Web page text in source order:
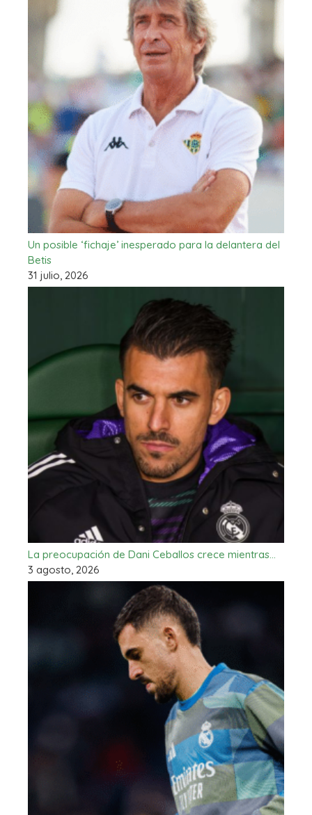
Un posible ‘fichaje’ inesperado para la delantera del
Betis
31 julio, 2026
La preocupación de Dani Ceballos crece mientras…
3 agosto, 2026